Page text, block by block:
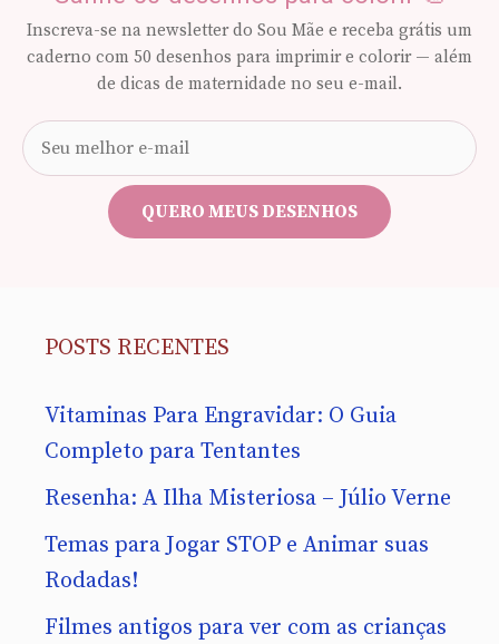
Inscreva-se na newsletter do Sou Mãe e receba grátis um
caderno com 50 desenhos para imprimir e colorir — além
de dicas de maternidade no seu e-mail.
e-
mail
QUERO MEUS DESENHOS
POSTS RECENTES
Vitaminas Para Engravidar: O Guia
Completo para Tentantes
Resenha: A Ilha Misteriosa – Júlio Verne
Temas para Jogar STOP e Animar suas
Rodadas!
Filmes antigos para ver com as crianças